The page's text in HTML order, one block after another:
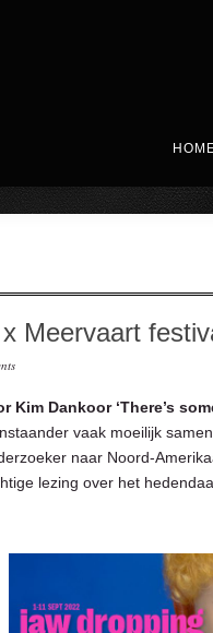
Meervaart
Kim Dankoor ‘There’s
vaak moeilijk
naar Noord-
lezing over het